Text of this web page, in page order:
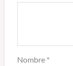
Nombre *